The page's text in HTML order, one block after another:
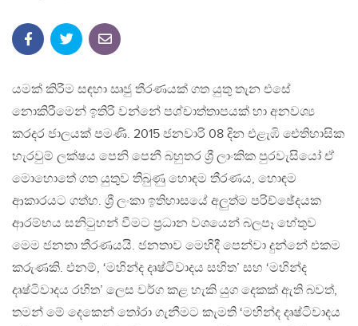
යමක් කිරීම සඳහා ඍජු තීරණයක් ගත යුතු තැන එසේ
නොකිරීමෙන් ඉතිරි වන්නේ පශ්චාත්තාපයක් හා අනවශ්‍ය
කරදර ජාලයක් පමණි. 2015 ජනවාරි 08 දින එළැඹි ඓතිහාසික
හැරවුම් ලක්ෂය පෙනි පෙනී බහුතර ශ්‍රී ලාංකික පුරවැසියෝ ඒ
මොහොතේ ගත යුතුව තිබුණු හොඳම තීරණය, හොඳම
ආකාරයට ගත්හ. ශ්‍රී ලංකා ඉතිහාසයේ අලුත්ම පරිච්ඡේදයක
ආරම්භය සනිටුහන් වීමට ප්‍රධාන වශයෙන් බලපෑ හේතුව
මෙම ජනතා තීරණයයි. ජනතාව මෙහිදී පෙන්වා දුන්නේ එකම
කරුණකි. එනම්, ‘මහින්ද දෘෂ්ටිවාදය සහිත’ සහ ‘මහින්ද
දෘෂ්ටිවාදය රහිත’ ලෙස වර්ග කළ හැකි යුග දෙකක් ඇති බවත්,
තමන් මේ දෙකෙන් තෝරා ගැනීමට කැමති ‘මහින්ද දෘෂ්ටිවාදය